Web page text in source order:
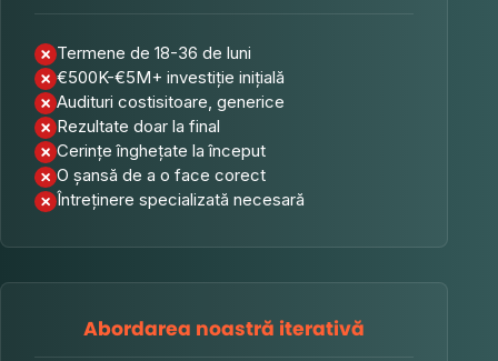
Termene de 18-36 de luni
€500K-€5M+ investiție inițială
Audituri costisitoare, generice
Rezultate doar la final
Cerințe înghețate la început
O șansă de a o face corect
Întreținere specializată necesară
Abordarea noastră iterativă